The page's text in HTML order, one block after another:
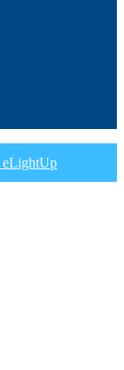
eLightUp